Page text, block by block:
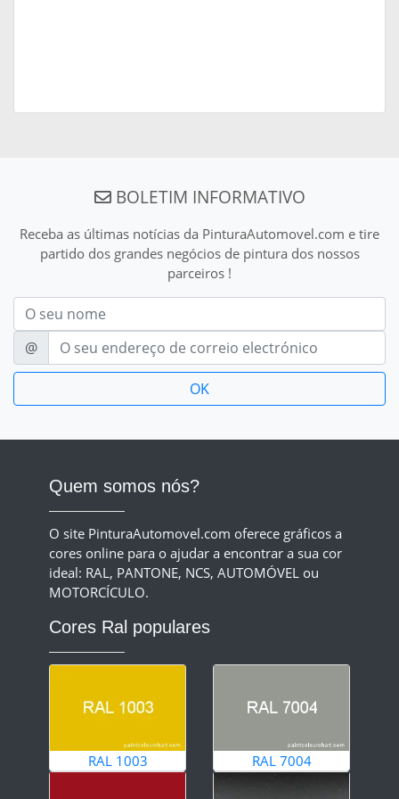
BOLETIM INFORMATIVO
Receba as últimas notícias da PinturaAutomovel.com e tire
partido dos grandes negócios de pintura dos nossos
parceiros !
Nom
E-mail
@
Quem somos nós?
O site PinturaAutomovel.com oferece gráficos a
cores online para o ajudar a encontrar a sua cor
ideal: RAL, PANTONE, NCS, AUTOMÓVEL ou
MOTORCÍCULO.
Cores Ral populares
RAL 1003 RAL 7004